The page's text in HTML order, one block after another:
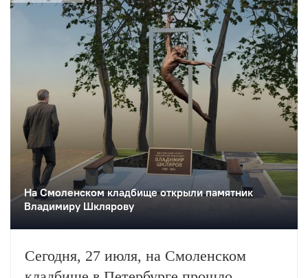
На Смоленском кладбище открыли памятник
Владимиру Шклярову
Сегодня, 27 июля, на Смоленском